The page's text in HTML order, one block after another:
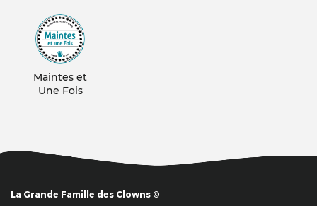
Maintes et
Une Fois
La Grande Famille des Clowns ©